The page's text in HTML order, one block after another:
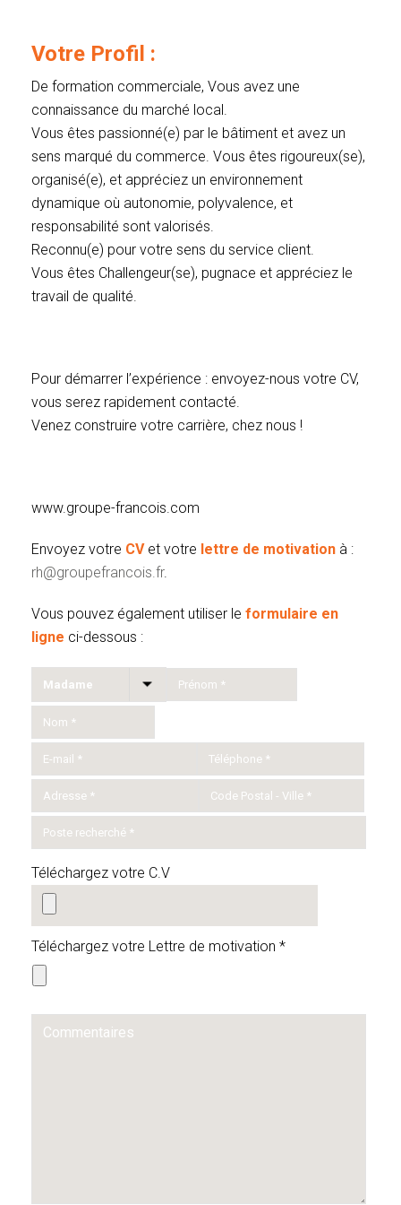
Votre Profil :
De formation commerciale, Vous avez une
connaissance du marché local.
Vous êtes passionné(e) par le bâtiment et avez un
sens marqué du commerce. Vous êtes rigoureux(se),
organisé(e), et appréciez un environnement
dynamique où autonomie, polyvalence, et
responsabilité sont valorisés.
Reconnu(e) pour votre sens du service client.
Vous êtes Challengeur(se), pugnace et appréciez le
travail de qualité.
Pour démarrer l’expérience : envoyez-nous votre CV,
vous serez rapidement contacté.
Venez construire votre carrière, chez nous !
www.groupe-francois.com
Envoyez votre CVet votre lettre de motivation à :
rh@groupefrancois.fr.
Vous pouvez également utiliser le formulaire en
ligne ci-dessous :
Téléchargez votre C.V
Téléchargez votre Lettre de motivation *